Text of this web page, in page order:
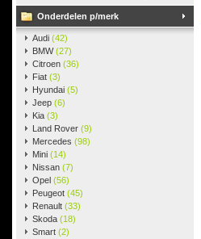
Onderdelen p/merk
Audi (42)
BMW(27)
Citroen (36)
Fiat (3)
Hyundai (5)
Jeep (6)
Kia (3)
Land Rover (9)
Mercedes (98)
Mini (14)
Nissan (7)
Opel (56)
Peugeot (45)
Renault (33)
Skoda (18)
Smart (2)